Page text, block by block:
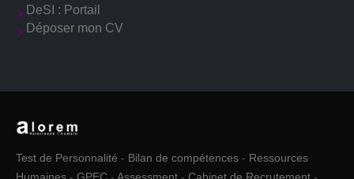
DeSI : Portail
Déposer mon CV
Test de Personnalité - Bilan de compétences - Ressources